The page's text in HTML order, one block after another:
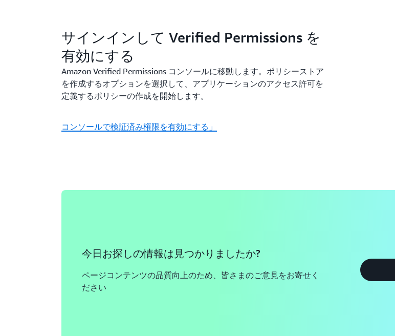
サインインして Verified Permissions を
有効にする
Amazon Verified Permissions コンソールに移動します。ポリシーストア
を作成するオプションを選択して、アプリケーションのアクセス許可を
定義するポリシーの作成を開始します。
コンソールで検証済み権限を有効にする」
今日お探しの情報は見つかりましたか?
ページコンテンツの品質向上のため、皆さまのご意見をお寄せく
ださい